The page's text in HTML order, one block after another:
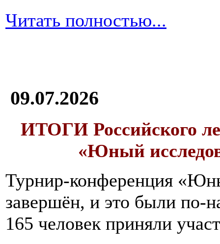
Читать полностью...
09.07.2026
ИТОГИ Российского
«Юный
Турнир-конференция
завершён, и это были по-
165 человек приняли